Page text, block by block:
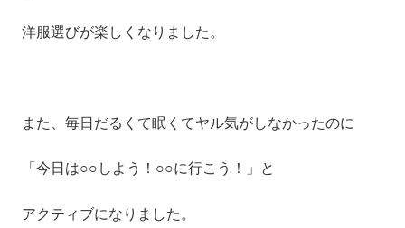
洋服選びが楽しくなりました。
また、毎日だるくて眠くてヤル気がしなかったのに
「今日は○○しよう！○○に行こう！」と
アクティブになりました。